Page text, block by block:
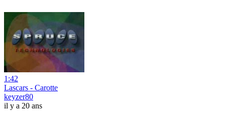
1:42
Lascars - Carotte
keyzer80
il y a 20 ans